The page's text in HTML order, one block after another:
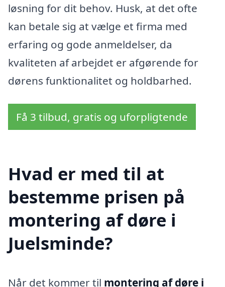
løsning for dit behov. Husk, at det ofte
kan betale sig at vælge et firma med
erfaring og gode anmeldelser, da
kvaliteten af arbejdet er afgørende for
dørens funktionalitet og holdbarhed.
Få 3 tilbud, gratis og uforpligtende
Hvad er med til at
bestemme prisen på
montering af døre i
Juelsminde?
Når det kommer til montering af døre i